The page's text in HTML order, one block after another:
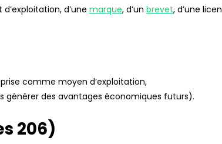
d’une marque, d’un brevet, d’une
comme moyen d’exploitation,
générer des avantages économiques futurs).
206)